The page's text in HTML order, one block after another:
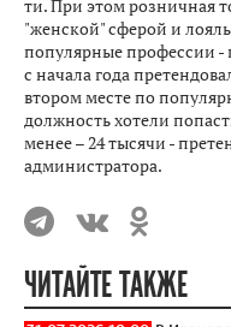
ти. При этом розничная
"женской" сферой и
популярные профессии -
с начала года
втором месте по
должность хотели
менее – 24 тысячи -
администратора.
ЧИТАЙТЕ ТАКЖЕ